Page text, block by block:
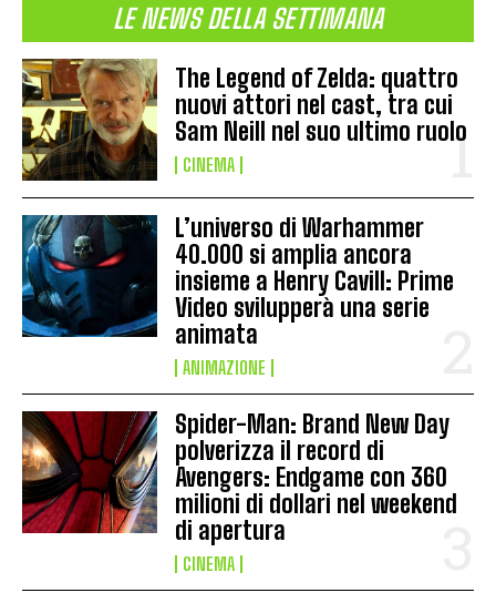
LE NEWS DELLA SETTIMANA
The Legend of Zelda: quattro
nuovi attori nel cast, tra cui
Sam Neill nel suo ultimo ruolo
CINEMA
L’universo di Warhammer
40.000 si amplia ancora
insieme a Henry Cavill: Prime
Video svilupperà una serie
animata
ANIMAZIONE
Spider-Man: Brand New Day
polverizza il record di
Avengers: Endgame con 360
milioni di dollari nel weekend
di apertura
CINEMA